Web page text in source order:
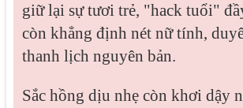
giữ lại sự tươi trẻ, "hack tuổi"
còn khẳng định nét nữ tính,
thanh lịch nguyên bản.
Sắc hồng dịu nhẹ còn khơi dậy